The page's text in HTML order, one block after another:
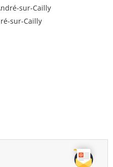
sur-Cailly
sur-Cailly